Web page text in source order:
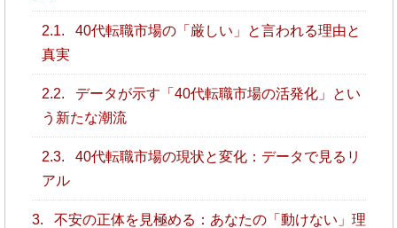
2.1.
40代転職市場の「厳しい」と言われる理由と
真実
2.2.
データが示す「40代転職市場の活発化」とい
う新たな潮流
2.3.
40代転職市場の現状と変化：データで見るリ
アル
3.
不安の正体を見極める：あなたの「動けない」理